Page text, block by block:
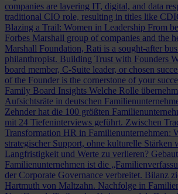
companies are layering IT, digital, and data
traditional CIO role, resulting in titles like
Blazing a Trail: Women in Leadership From
Forbes Marshall group of companies and the
Marshall Foundation, Rati is a sought-after
philanthropist. Building Trust with Founders
board member, C-Suite leader, or chosen
of the Founder is the cornerstone of your
Family Board Insights Welche Rolle
Aufsichtsräte in deutschen
Zehnder hat die 100 größten
mit 24 Tiefeninterviews geführt. Zwischen
Transformation HR in Familienunternehmen:
strategischer Support, ohne kulturelle Stärken
Langfristigkeit und Werte zu verlieren?
Familienunternehmen ist die
der Corporate Governance verbreitet. Bilanz
Hartmuth von Maltzahn. Nachfolge in